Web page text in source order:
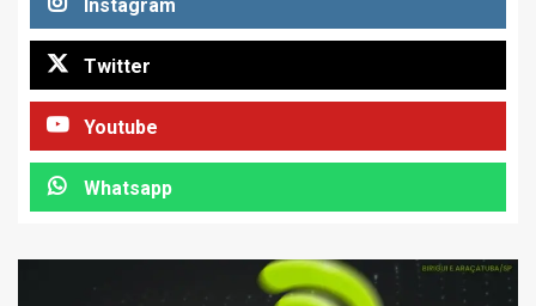
Instagram
Twitter
Youtube
Whatsapp